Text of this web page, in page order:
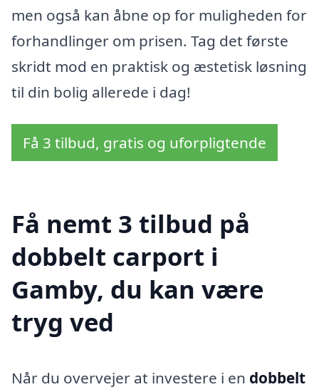
men også kan åbne op for muligheden for
forhandlinger om prisen. Tag det første
skridt mod en praktisk og æstetisk løsning
til din bolig allerede i dag!
Få 3 tilbud, gratis og uforpligtende
Få nemt 3 tilbud på
dobbelt carport i
Gamby, du kan være
tryg ved
Når du overvejer at investere i en dobbelt